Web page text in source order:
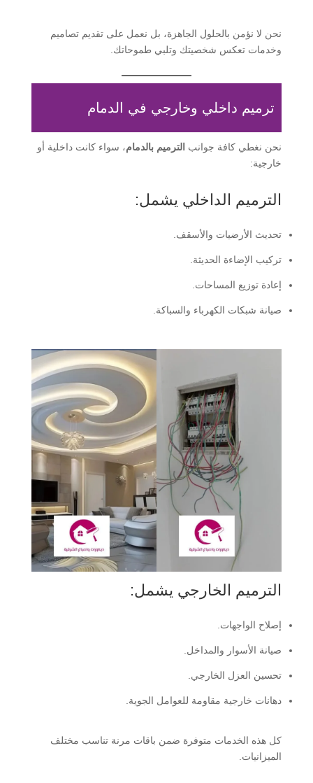
نحن لا نؤمن بالحلول الجاهزة، بل نعمل على تقديم تصاميم
وخدمات تعكس شخصيتك وتلبي طموحاتك.
ترميم داخلي وخارجي في الدمام
نحن نغطي كافة جوانب الترميم بالدمام، سواء كانت داخلية أو
خارجية:
الترميم الداخلي يشمل:
تحديث الأرضيات والأسقف.
تركيب الإضاءة الحديثة.
إعادة توزيع المساحات.
صيانة شبكات الكهرباء والسباكة.
الترميم الخارجي يشمل:
إصلاح الواجهات.
صيانة الأسوار والمداخل.
تحسين العزل الخارجي.
دهانات خارجية مقاومة للعوامل الجوية.
كل هذه الخدمات متوفرة ضمن باقات مرنة تناسب مختلف
الميزانيات.